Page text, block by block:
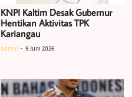
KNPI Kaltim Desak Gubernur
Hentikan Aktivitas TPK
Kariangau
admin 9 Juni 2026